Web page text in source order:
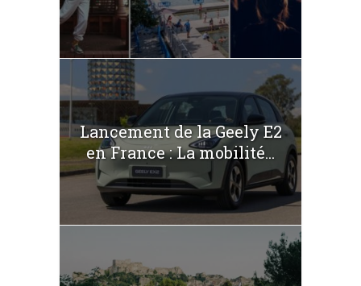
Lancement de la Geely E2
en France : La mobilité...